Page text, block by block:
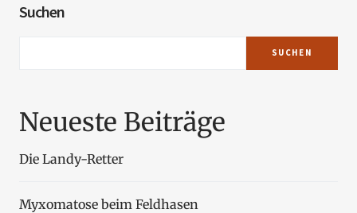
Suchen
SUCHEN
Neueste Beiträge
Die Landy-Retter
Myxomatose beim Feldhasen